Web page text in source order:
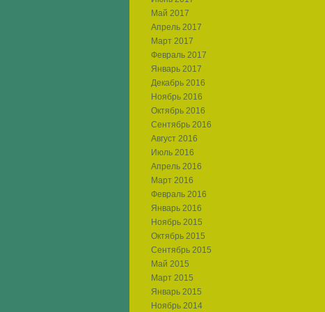
Май 2017
Апрель 2017
Март 2017
Февраль 2017
Январь 2017
Декабрь 2016
Ноябрь 2016
Октябрь 2016
Сентябрь 2016
Август 2016
Июль 2016
Апрель 2016
Март 2016
Февраль 2016
Январь 2016
Ноябрь 2015
Октябрь 2015
Сентябрь 2015
Май 2015
Март 2015
Январь 2015
Ноябрь 2014